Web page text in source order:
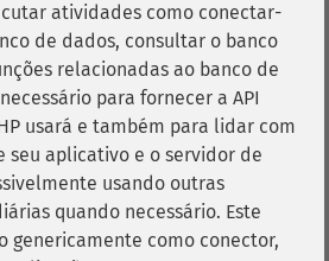
atividades como conectar-
de dados, consultar o banco
relacionadas ao banco de
para fornecer a API
usará e também para lidar com
seu aplicativo e o servidor de
usando outras
quando necessário. Este
genericamente como conector,